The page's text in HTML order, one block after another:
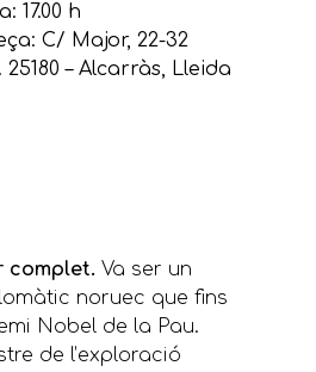
17.00 h
C/ Major, 22-32
25180 – Alcarràs, Lleida
complet. Va ser un
noruec que fins
Nobel de la Pau.
de l’exploració